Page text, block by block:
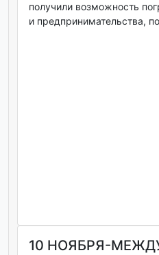
получили возможность
и предпринимательства,
10 НОЯБРЯ-